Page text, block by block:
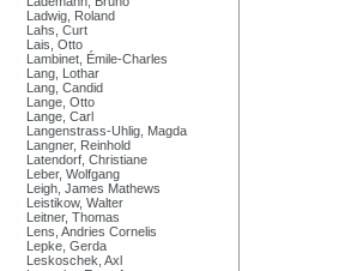
Ladwig, Roland
Lahs, Curt
Lais, Otto
Lambinet, Émile-Charles
Lang, Lothar
Lang, Candid
Lange, Otto
Lange, Carl
Langenstrass-Uhlig, Magda
Langner, Reinhold
Latendorf, Christiane
Leber, Wolfgang
Leigh, James Mathews
Leistikow, Walter
Leitner, Thomas
Lens, Andries Cornelis
Lepke, Gerda
Leskoschek, Axl